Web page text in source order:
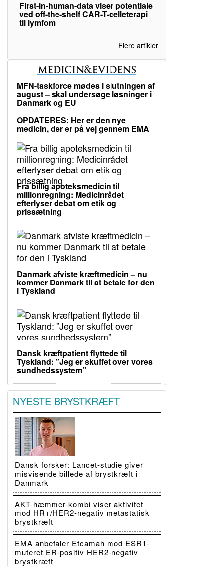
First-in-human-data viser potentiale
ved off-the-shelf CAR-T-celleterapi
til lymfom
Flere artikler
MFN-taskforce mødes i slutningen af
august – skal undersøge løsninger i
Danmark og EU
OPDATERES: Her er den nye
medicin, der er på vej gennem EMA
Fra billig apoteksmedicin til
millionregning: Medicinrådet
efterlyser debat om etik og
prissætning
Danmark afviste kræftmedicin – nu
kommer Danmark til at betale for den
i Tyskland
Dansk kræftpatient flyttede til
Tyskland: ”Jeg er skuffet over vores
sundhedssystem”
NYESTE BRYSTKRÆFT
Dansk forsker: Lancet-studie giver
misvisende billede af brystkræft i
Danmark
AKT-hæmmer-kombi viser aktivitet
mod HR+/HER2-negativ metastatisk
brystkræft
EMA anbefaler Etcamah mod ESR1-
muteret ER-positiv HER2-negativ
brystkræft